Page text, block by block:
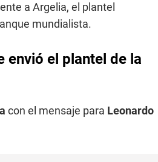
a Argelia, el plantel
mundialista.
envió el plantel de la
con el mensaje para Leonardo